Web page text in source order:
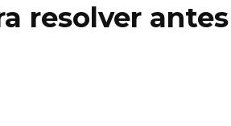
resolver